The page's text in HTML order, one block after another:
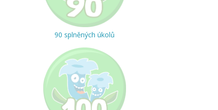
90 splněných úkolů